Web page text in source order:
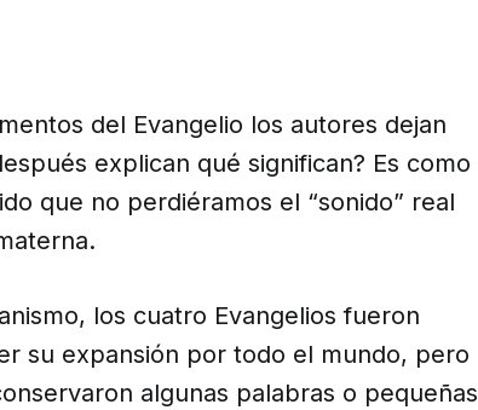
del Evangelio los autores dejan
explican qué significan? Es como
que no perdiéramos el “sonido” real
los cuatro Evangelios fueron
su expansión por todo el mundo, pero
algunas palabras o pequeñas